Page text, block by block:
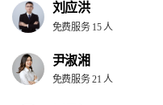
刘应洪
免费服务 15 人
尹淑湘
免费服务 21 人